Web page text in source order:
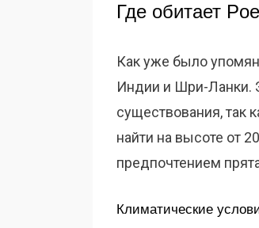
Где обитает
Как уже было
Индии и Шри-Ланки.
существования, так
найти на высоте от
предпочтением
Климатические